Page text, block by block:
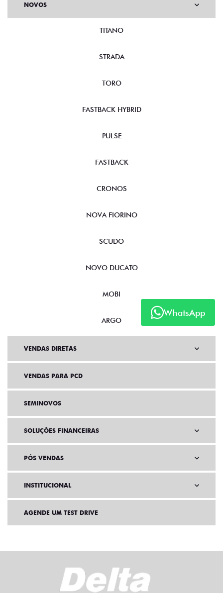
WhatsApp
NOVOS
TITANO
STRADA
TORO
FASTBACK HYBRID
PULSE
FASTBACK
CRONOS
NOVA FIORINO
SCUDO
NOVO DUCATO
MOBI
ARGO
VENDAS DIRETAS
VENDAS PARA PCD
SEMINOVOS
SOLUÇÕES FINANCEIRAS
PÓS VENDAS
INSTITUCIONAL
AGENDE UM TEST DRIVE